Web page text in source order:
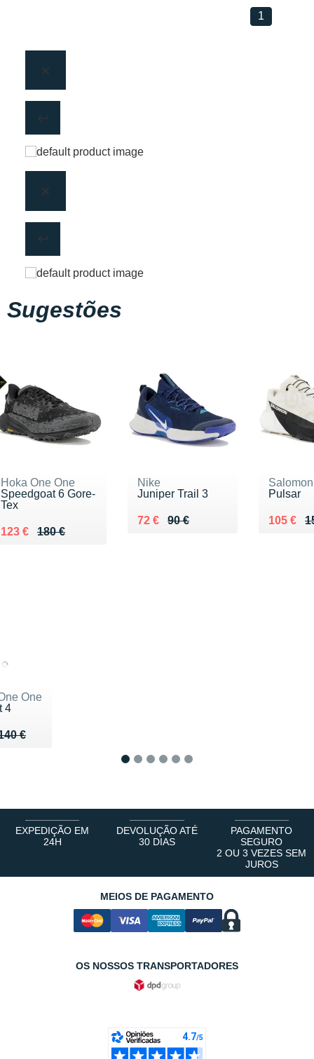
1
Sugestões
Hoka One One
Speedgoat 6 Gore-
Tex
180 €
Au lieu de 180 €
123 €
Vendu 123 €
Nike
Juniper Trail 3
90 €
Au lieu de 90 €
72 €
Vendu 72 €
Salomon
Pulsar
Au lieu
105 €
Vendu
One
4
€
de 140 €
96 €
EXPEDIÇÃO EM
24H
DEVOLUÇÃO ATÉ
30 DIAS
PAGAMENTO
SEGURO
2 OU 3 VEZES SEM
JUROS
MEIOS DE PAGAMENTO
OS NOSSOS TRANSPORTADORES